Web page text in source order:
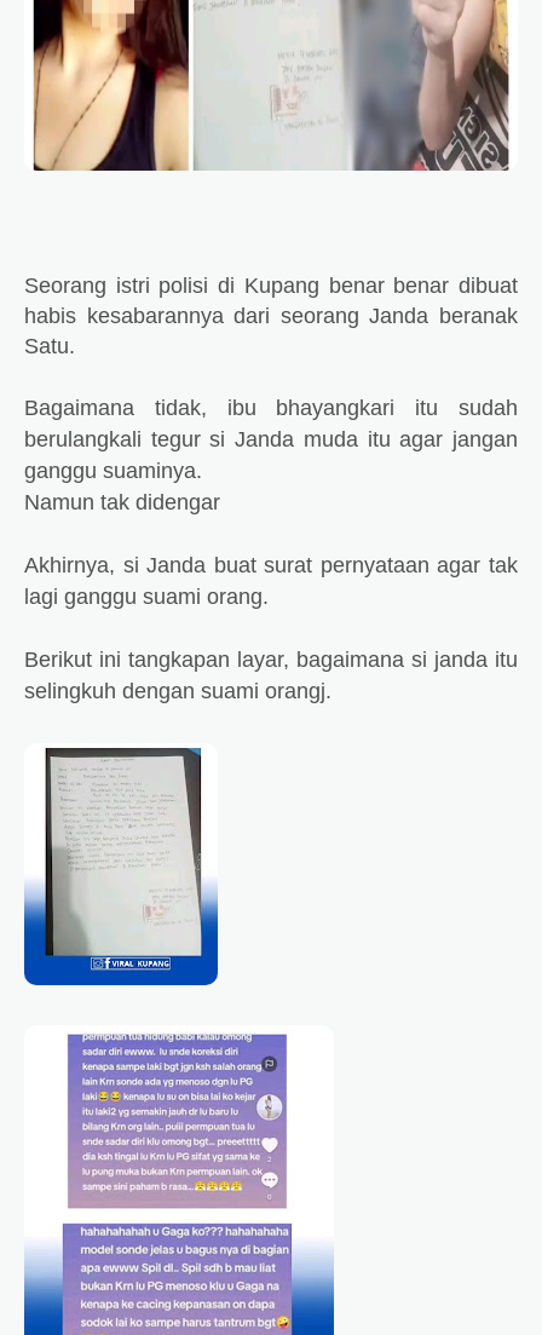
Seorang istri polisi di Kupang benar benar dibuat
habis kesabarannya dari seorang Janda beranak
Satu.
Bagaimana tidak, ibu bhayangkari itu sudah
berulangkali tegur si Janda muda itu agar jangan
ganggu suaminya.
Namun tak didengar
Akhirnya, si Janda buat surat pernyataan agar tak
lagi ganggu suami orang.
Berikut ini tangkapan layar, bagaimana si janda itu
selingkuh dengan suami orangj.